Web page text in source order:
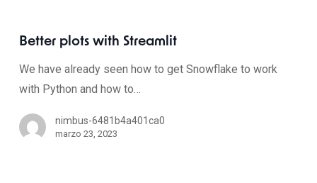
Better plots with Streamlit
We have already seen how to get Snowflake to work
with Python and how to…
nimbus-6481b4a401ca0
marzo 23, 2023